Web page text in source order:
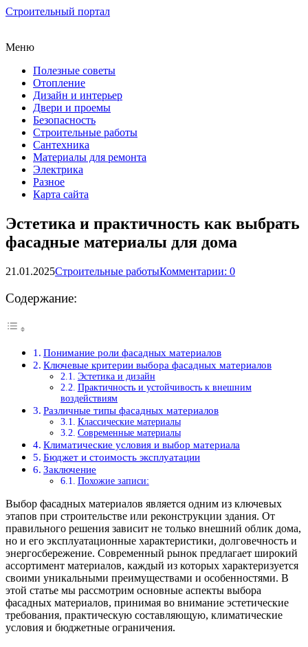
Строительный портал
Меню
Полезные советы
Отопление
Дизайн и интерьер
Двери и проемы
Безопасность
Строительные работы
Сантехника
Материалы для ремонта
Электрика
Разное
Карта сайта
Эстетика и практичность как выбрать
фасадные материалы для дома
21.01.2025Строительные работыКомментарии: 0
Содержание:
Понимание роли фасадных материалов
Ключевые критерии выбора фасадных материалов
Эстетика и дизайн
Практичность и устойчивость к внешним
воздействиям
Различные типы фасадных материалов
Классические материалы
Современные материалы
Климатические условия и выбор материала
Бюджет и стоимость эксплуатации
Заключение
Похожие записи:
Выбор фасадных материалов является одним из ключевых
этапов при строительстве или реконструкции здания. От
правильного решения зависит не только внешний облик дома,
но и его эксплуатационные характеристики, долговечность и
энергосбережение. Современный рынок предлагает широкий
ассортимент материалов, каждый из которых характеризуется
своими уникальными преимуществами и особенностями. В
этой статье мы рассмотрим основные аспекты выбора
фасадных материалов, принимая во внимание эстетические
требования, практическую составляющую, климатические
условия и бюджетные ограничения.